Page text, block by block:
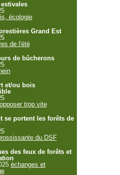
écologie
Grand Est
de l'été
de bûcherons
et/ou bois
trop vite
se portent les forêts de
du DSF
des feux de forêts et
échanges et